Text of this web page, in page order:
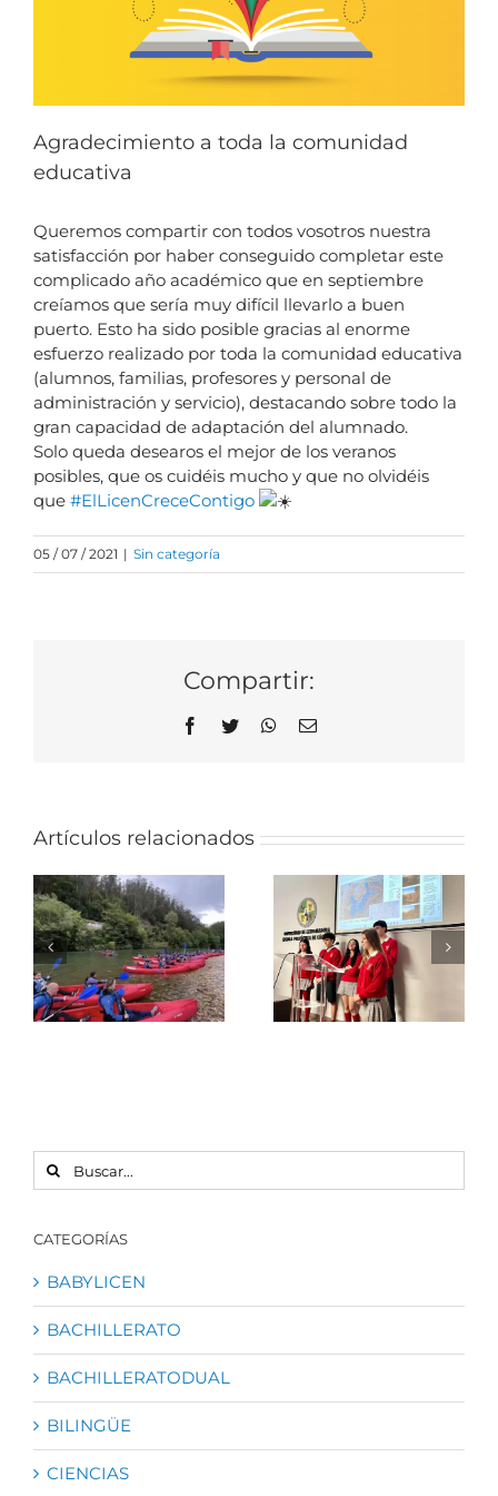
Agradecimiento a toda la comunidad
educativa
Queremos compartir con todos vosotros nuestra
satisfacción por haber conseguido completar este
complicado año académico que en septiembre
creíamos que sería muy difícil llevarlo a buen
puerto. Esto ha sido posible gracias al enorme
esfuerzo realizado por toda la comunidad educativa
(alumnos, familias, profesores y personal de
administración y servicio), destacando sobre todo la
gran capacidad de adaptación del alumnado.
Solo queda desearos el mejor de los veranos
posibles, que os cuidéis mucho y que no olvidéis
que #ElLicenCreceContigo
05 / 07 / 2021 | Sin categoría
Compartir:
Facebook
Twitter WhatsApp
Correo
Artículos relacionados
Excursión al
Norte con
2º ESO
Olimpiadas
de
Ingeniería
de la
BUSCAR:
CATEGORÍAS
BABYLICEN
BACHILLERATO
BACHILLERATODUAL
BILINGÜE
CIENCIAS